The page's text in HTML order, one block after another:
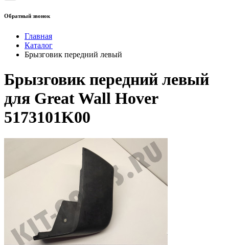
Обратный звонок
Главная
Каталог
Брызговик передний левый
Брызговик передний левый
для Great Wall Hover
5173101K00